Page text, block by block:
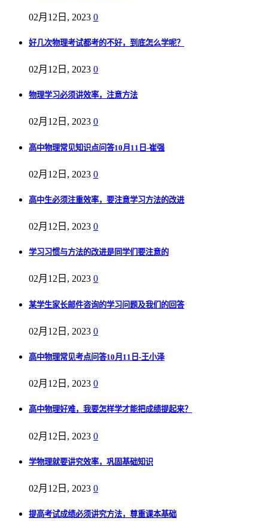
02月12日, 2023 0
好几次物理考试都考的不好，到底怎么学呢？
02月12日, 2023 0
物理学习必须讲效率，注意方法
02月12日, 2023 0
高中物理常见知识点问答10月11日-崔强
02月12日, 2023 0
高中生必须注重效率，要注意学习方法的改进
02月12日, 2023 0
学习习惯与方法的改进是同学们要注意的
02月12日, 2023 0
某学生家长邮件咨询的学习问题及我们的回答
02月12日, 2023 0
高中物理常见考点问答10月11日-王小泽
02月12日, 2023 0
高中物理好难，我要怎样学才能把成绩提起来？
02月12日, 2023 0
学物理就要讲究效率，巩固基础知识
02月12日, 2023 0
提高考试成绩必须讲究方法，尊重课本基础